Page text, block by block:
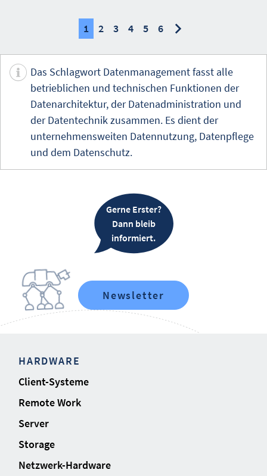
1 2 3 4 5 6nächste
Das Schlagwort Datenmanagement fasst alle
betrieblichen und technischen Funktionen der
Datenarchitektur, der Datenadministration und
der Datentechnik zusammen. Es dient der
unternehmensweiten Datennutzung, Datenpflege
und dem Datenschutz.
Gerne Erster?
Dann bleib
informiert.
Newsletter
HARDWARE
Client-Systeme
Remote Work
Server
Storage
Netzwerk-Hardware